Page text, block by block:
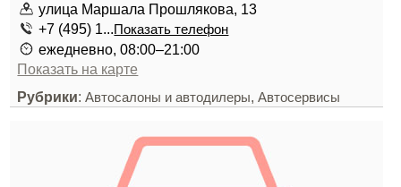
улица Маршала Прошлякова, 13
+7 (495) 1...Показать телефон
ежедневно, 08:00–21:00
Показать на карте
Рубрики:Автосалоны и автодилеры,Автосервисы